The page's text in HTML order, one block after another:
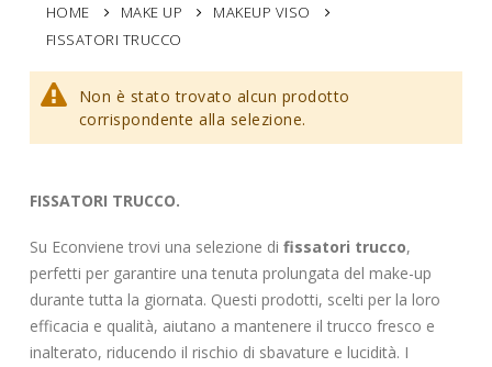
HOME MAKE UP
MAKEUP VISO
FISSATORI TRUCCO
Non è stato trovato alcun prodotto
corrispondente alla selezione.
FISSATORI TRUCCO.
Su Econviene trovi una selezione di fissatori trucco,
perfetti per garantire una tenuta prolungata del make-up
durante tutta la giornata. Questi prodotti, scelti per la loro
efficacia e qualità, aiutano a mantenere il trucco fresco e
inalterato, riducendo il rischio di sbavature e lucidità. I